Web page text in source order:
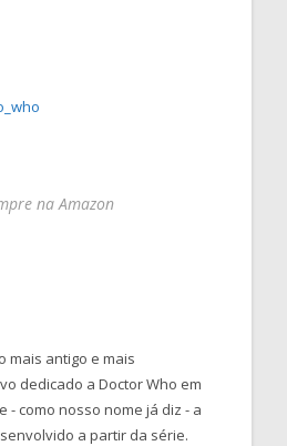
na Amazon
mais antigo e mais
dedicado a Doctor Who em
- como nosso nome já diz - a
a partir da série.